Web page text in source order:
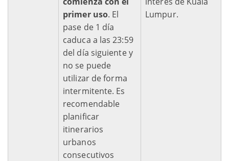
primer uso. El
pase de 1 día
caduca a las 23:59
del día siguiente y
no se puede
utilizar de forma
intermitente. Es
recomendable
planificar
itinerarios
urbanos
consecutivos
Lumpur.